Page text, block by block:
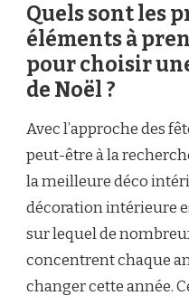
Quels sont les
éléments à
pour choisir
de Noël ?
Avec l’approche des
peut-être à la
la meilleure déco
décoration intérieure
sur lequel de
concentrent chaque
changer cette année.